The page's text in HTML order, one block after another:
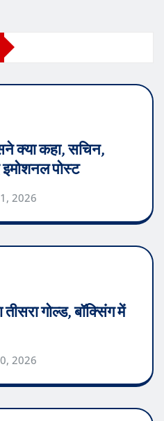
क्या कहा, सचिन,
पोस्ट
2026
गोल्ड, बॉक्सिंग में
2026